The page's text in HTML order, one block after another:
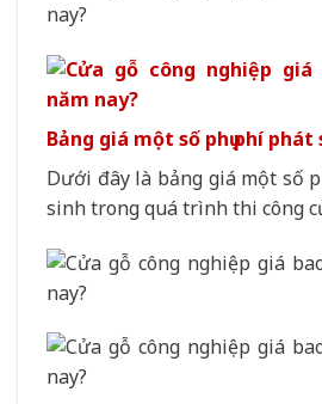
Bảng giá một số phụ phí
Dưới đây là bảng giá một số
sinh trong quá trình thi công